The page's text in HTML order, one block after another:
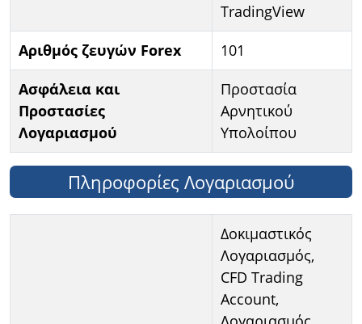
TradingView
Αριθμός ζευγών Forex
101
Ασφάλεια και
Προστασίες
Λογαριασμού
Προστασία
Αρνητικού
Υπολοίπου
Πληροφορίες Λογαριασμού
Δοκιμαστικός
Λογαριασμός,
CFD Trading
Account,